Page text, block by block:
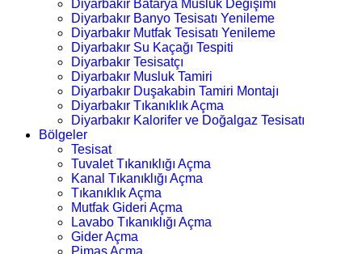
Diyarbakır Batarya Musluk Değişimi
Diyarbakır Banyo Tesisatı Yenileme
Diyarbakır Mutfak Tesisatı Yenileme
Diyarbakır Su Kaçağı Tespiti
Diyarbakır Tesisatçı
Diyarbakır Musluk Tamiri
Diyarbakır Duşakabin Tamiri Montajı
Diyarbakır Tıkanıklık Açma
Diyarbakır Kalorifer ve Doğalgaz Tesisatı
Bölgeler
Tesisat
Tuvalet Tıkanıklığı Açma
Kanal Tıkanıklığı Açma
Tıkanıklık Açma
Mutfak Gideri Açma
Lavabo Tıkanıklığı Açma
Gider Açma
Pimaş Açma